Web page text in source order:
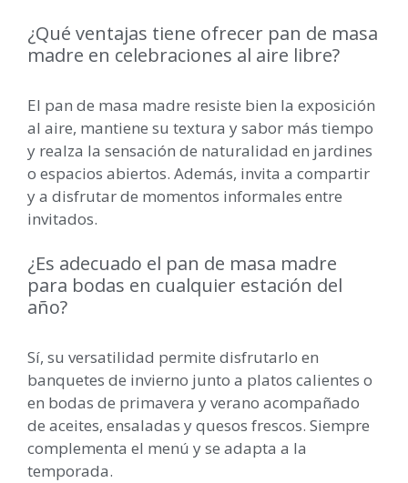
¿Qué ventajas tiene ofrecer pan de masa
madre en celebraciones al aire libre?
El pan de masa madre resiste bien la exposición
al aire, mantiene su textura y sabor más tiempo
y realza la sensación de naturalidad en jardines
o espacios abiertos. Además, invita a compartir
y a disfrutar de momentos informales entre
invitados.
¿Es adecuado el pan de masa madre
para bodas en cualquier estación del
año?
Sí, su versatilidad permite disfrutarlo en
banquetes de invierno junto a platos calientes o
en bodas de primavera y verano acompañado
de aceites, ensaladas y quesos frescos. Siempre
complementa el menú y se adapta a la
temporada.